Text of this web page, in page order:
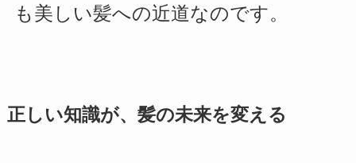
も美しい髪への近道なのです。
正しい知識が、髪の未来を変える